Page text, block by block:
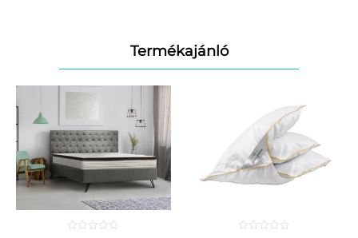
Javasolt a párna és paplanhuzat heti, 30 Celsius fokon történő
Ne használjon fehérítőt! Ne vasalja!
Ajánlott a termék címkéjén feltüntetett adatok szerinti tisztítás, a
vasalás és a vasalóval történő szárítás elkerülése.
A használat előtt bizonyosodjon meg róla, hogy a termék teljesen
kiszáradt.
Figyelem! A termék fotói tájékoztató jellegűek, színárnyalatában
eltérhet a monitoron, telefon képernyőjén látható színektől.
Termékajánló